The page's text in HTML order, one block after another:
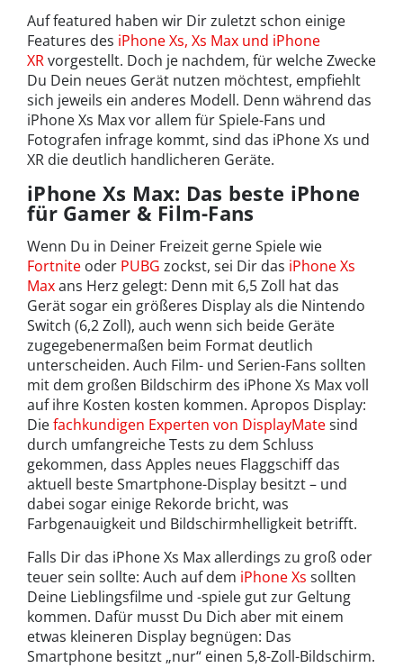
Auf featured haben wir Dir zuletzt schon einige
Features des iPhone Xs, Xs Max und iPhone
XRvorgestellt. Doch je nachdem, für welche Zwecke
Du Dein neues Gerät nutzen möchtest, empfiehlt
sich jeweils ein anderes Modell. Denn während das
iPhone Xs Max vor allem für Spiele-Fans und
Fotografen infrage kommt, sind das iPhone Xs und
XR die deutlich handlicheren Geräte.
iPhone Xs Max: Das beste iPhone
für Gamer & Film-Fans
Wenn Du in Deiner Freizeit gerne Spiele wie
Fortnite oder PUBG zockst, sei Dir das iPhone Xs
Maxans Herz gelegt: Denn mit 6,5 Zoll hat das
Gerät sogar ein größeres Display als die Nintendo
Switch (6,2 Zoll), auch wenn sich beide Geräte
zugegebenermaßen beim Format deutlich
unterscheiden. Auch Film- und Serien-Fans sollten
mit dem großen Bildschirm des iPhone Xs Max voll
auf ihre Kosten kosten kommen. Apropos Display:
Diefachkundigen Experten von DisplayMatesind
durch umfangreiche Tests zu dem Schluss
gekommen, dass Apples neues Flaggschiff das
aktuell beste Smartphone-Display besitzt – und
dabei sogar einige Rekorde bricht, was
Farbgenauigkeit und Bildschirmhelligkeit betrifft.
Falls Dir das iPhone Xs Max allerdings zu groß oder
teuer sein sollte: Auch auf dem iPhone Xs sollten
Deine Lieblingsfilme und -spiele gut zur Geltung
kommen. Dafür musst Du Dich aber mit einem
etwas kleineren Display begnügen: Das
Smartphone besitzt „nur“ einen 5,8-Zoll-Bildschirm.